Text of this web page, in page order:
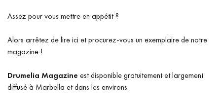
Assez pour vous mettre en appétit ?
Alors arrêtez de lire ici et procurez-vous un exemplaire de notre
magazine !
Drumelia Magazine est disponible gratuitement et largement
diffusé à Marbella et dans les environs.